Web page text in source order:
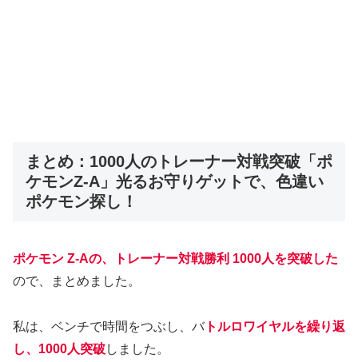
まとめ：1000人のトレーナー対戦突破「ポ
ケモンZ-A」光るお守りゲットで、色違い
ポケモン探し！
ポケモン Z-Aの、トレーナー対戦勝利 1000人を突破した
ので、まとめました。
私は、ベンチで時間をつぶし、バトルロワイヤルを繰り返
し、1000人突破しました。